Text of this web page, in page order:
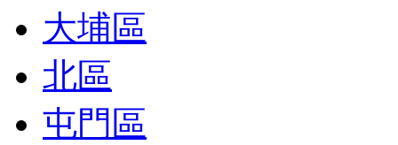
大埔區
北區
屯門區